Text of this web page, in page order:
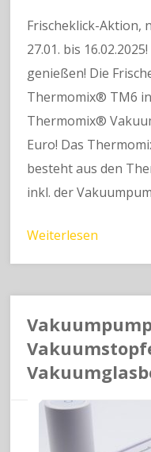
Frischeklick-Aktion,
27.01. bis
genießen! Die
Thermomix® TM6
Thermomix®
Euro! Das
besteht aus den
inkl. der
Weiterlesen